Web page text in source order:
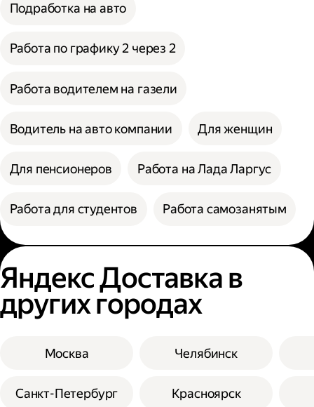
Подработка на авто
Работа по графику 2 через 2
Работа водителем на газели
Водитель на авто компании Для женщин
Для пенсионеров Работа на Лада Ларгус
Работа для студентов Работа самозанятым
Яндекс Доставка в
других городах
Москва
Санкт-Петербург
Челябинск
Красноярск